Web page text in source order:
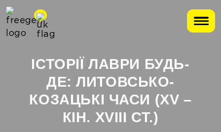
ІСТОРІЇ ЛАВРИ БУДЬ-
ДЕ: ЛИТОВСЬКО-
КОЗАЦЬКІ ЧАСИ (XV –
КІН. XVIII СТ.)